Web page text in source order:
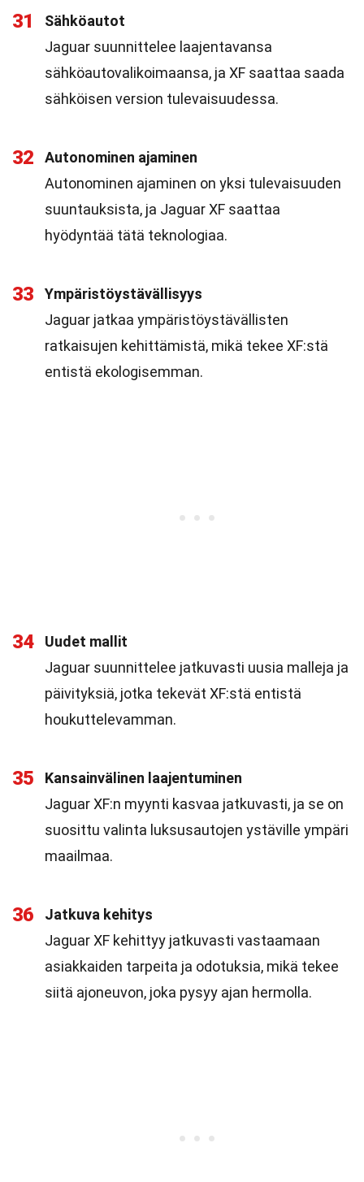
31
Sähköautot
Jaguar suunnittelee laajentavansa
sähköautovalikoimaansa, ja XF saattaa saada
sähköisen version tulevaisuudessa.
32
Autonominen ajaminen
Autonominen ajaminen on yksi tulevaisuuden
suuntauksista, ja Jaguar XF saattaa
hyödyntää tätä teknologiaa.
33
Ympäristöystävällisyys
Jaguar jatkaa ympäristöystävällisten
ratkaisujen kehittämistä, mikä tekee XF:stä
entistä ekologisemman.
34
Uudet mallit
Jaguar suunnittelee jatkuvasti uusia malleja ja
päivityksiä, jotka tekevät XF:stä entistä
houkuttelevamman.
35
Kansainvälinen laajentuminen
Jaguar XF:n myynti kasvaa jatkuvasti, ja se on
suosittu valinta luksusautojen ystäville ympäri
maailmaa.
36
Jatkuva kehitys
Jaguar XF kehittyy jatkuvasti vastaamaan
asiakkaiden tarpeita ja odotuksia, mikä tekee
siitä ajoneuvon, joka pysyy ajan hermolla.